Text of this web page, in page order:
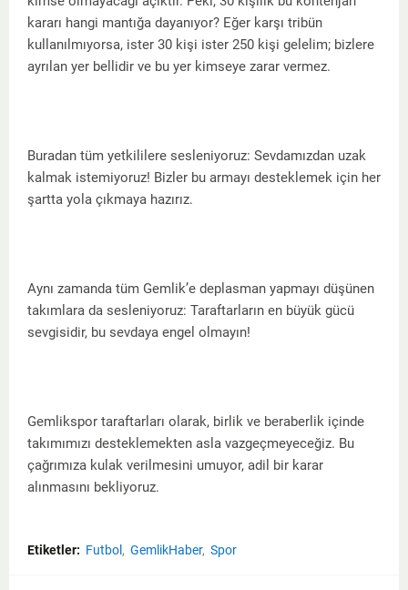
kararı hangi mantığa dayanıyor? Eğer karşı tribün
kullanılmıyorsa, ister 30 kişi ister 250 kişi gelelim; bizlere
ayrılan yer bellidir ve bu yer kimseye zarar vermez.
Buradan tüm yetkililere sesleniyoruz: Sevdamızdan uzak
kalmak istemiyoruz! Bizler bu armayı desteklemek için her
şartta yola çıkmaya hazırız.
Aynı zamanda tüm Gemlik’e deplasman yapmayı düşünen
takımlara da sesleniyoruz: Taraftarların en büyük gücü
sevgisidir, bu sevdaya engel olmayın!
Gemlikspor taraftarları olarak, birlik ve beraberlik içinde
takımımızı desteklemekten asla vazgeçmeyeceğiz. Bu
çağrımıza kulak verilmesini umuyor, adil bir karar
alınmasını bekliyoruz.
Etiketler: Futbol GemlikHaber Spor